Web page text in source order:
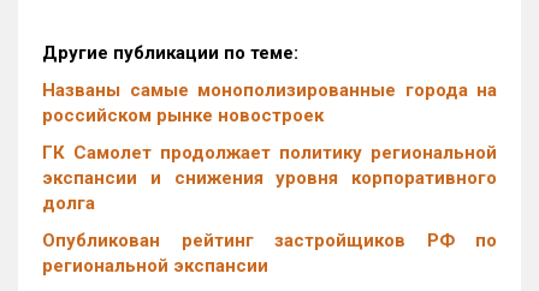
Другие публикации по теме:
Названы самые монополизированные города на
российском рынке новостроек
ГК Самолет продолжает политику региональной
экспансии и снижения уровня корпоративного
долга
Опубликован рейтинг застройщиков РФ по
региональной экспансии